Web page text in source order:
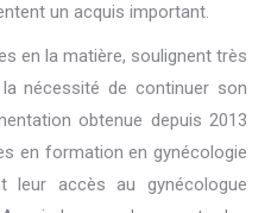
un acquis important.
en la matière, soulignent très
nécessité de continuer son
obtenue depuis 2013
en formation en gynécologie
leur accès au gynécologue